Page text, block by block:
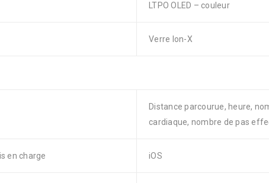
LTPO OLED – couleur
Verre Ion-X
Distance parcourue, heure,
cardiaque, nombre de pas
en charge iOS